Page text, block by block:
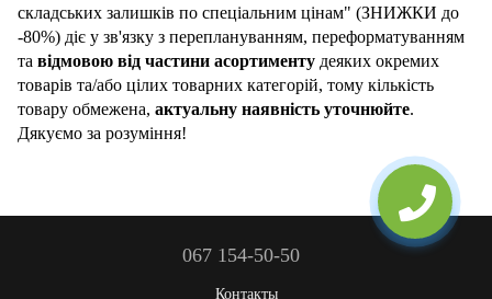
складських залишків по спеціальним цінам" (ЗНИЖКИ до
-80%) діє у зв'язку з переплануванням, переформатуванням
та відмовою від частини асортименту деяких окремих
товарів та/або цілих товарних категорій, тому кількість
товару обмежена, актуальну наявність уточнюйте.
Дякуємо за розуміння!
067 154-50-50
Контакты